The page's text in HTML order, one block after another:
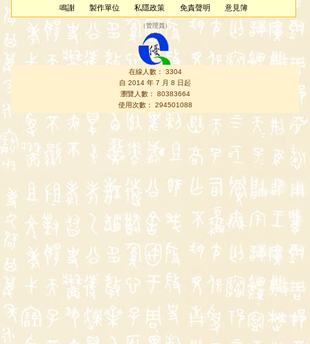
鳴謝
製作單位 私隱政策 免責聲明 意見簿
（管理員 ）
在線人數： 3304
自 2014 年 7 月 8 日起
瀏覽人數： 80383664
使用次數： 294501088